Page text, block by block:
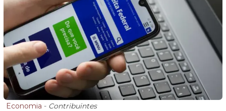
Economia - Contribuintes